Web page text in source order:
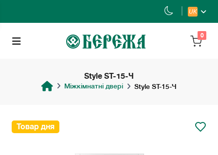
UK
0
Style ST-15-Ч
Міжкімнатні двері Style ST-15-Ч
Товар дня